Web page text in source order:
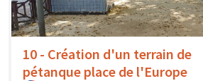
10 - Création d'un terrain de
pétanque place de l'Europe